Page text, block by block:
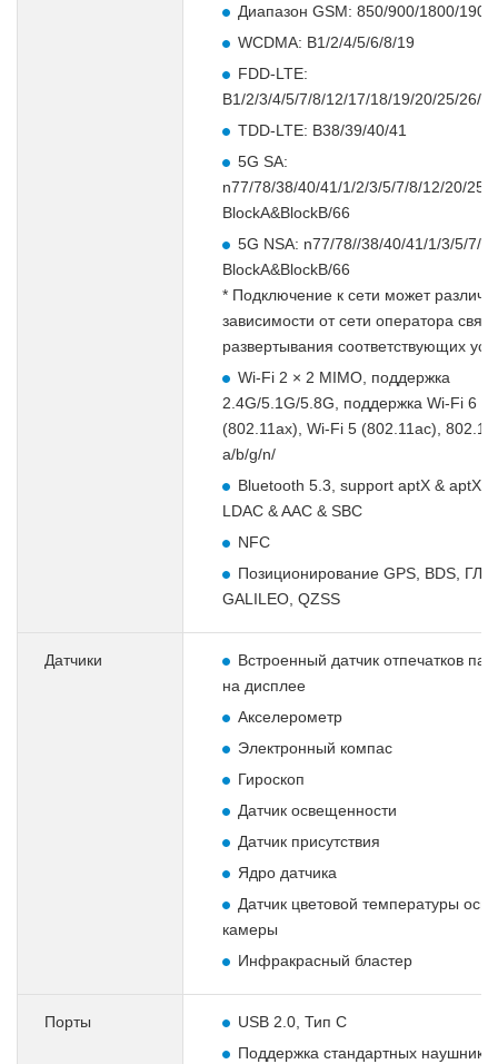
Диапазон GSM: 850/900/1800/
WCDMA: B1/2/4/5/6/8/19
FDD-LTE:
B1/2/3/4/5/7/8/12/17/18/19/20/25/26/
TDD-LTE: B38/39/40/41
5G SA:
n77/78/38/40/41/1/2/3/5/7/8/12/20/25/
BlockA&BlockB/66
5G NSA: n77/78//38/40/41/1/3/5/7/
BlockA&BlockB/66
* Подключение к сети может
зависимости от сети оператора
развертывания соответствующих
Wi-Fi 2 × 2 MIMO, поддержка
2.4G/5.1G/5.8G, поддержка Wi-Fi 6
(802.11ax), Wi-Fi 5 (802.11ac), 802.11
a/b/g/n/
Bluetooth 5.3, support aptX & aptX
LDAC & AAC & SBC
NFC
Позиционирование GPS, BDS,
GALILEO, QZSS
Датчики
Встроенный датчик отпечатков
на дисплее
Акселерометр
Электронный компас
Гироскоп
Датчик освещенности
Датчик присутствия
Ядро датчика
Датчик цветовой температуры
камеры
Инфракрасный бластер
Порты
USB 2.0, Тип C
Поддержка стандартных